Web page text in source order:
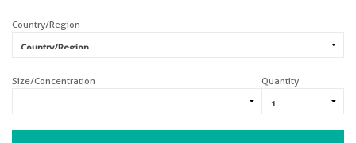
Country/Region
Size/Concentration Quantity